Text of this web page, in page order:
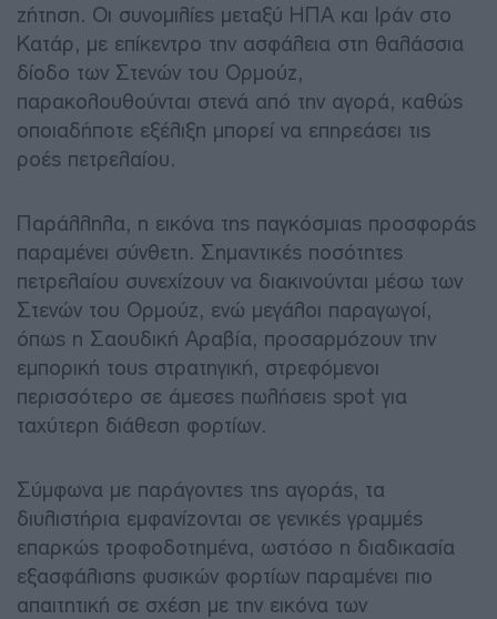
ζήτηση. Οι συνομιλίες μεταξύ ΗΠΑ και Ιράν στο
Κατάρ, με επίκεντρο την ασφάλεια στη θαλάσσια
δίοδο των Στενών του Ορμούζ,
παρακολουθούνται στενά από την αγορά, καθώς
οποιαδήποτε εξέλιξη μπορεί να επηρεάσει τις
ροές πετρελαίου.
Παράλληλα, η εικόνα της παγκόσμιας προσφοράς
παραμένει σύνθετη. Σημαντικές ποσότητες
πετρελαίου συνεχίζουν να διακινούνται μέσω των
Στενών του Ορμούζ, ενώ μεγάλοι παραγωγοί,
όπως η Σαουδική Αραβία, προσαρμόζουν την
εμπορική τους στρατηγική, στρεφόμενοι
περισσότερο σε άμεσες πωλήσεις spot για
ταχύτερη διάθεση φορτίων.
Σύμφωνα με παράγοντες της αγοράς, τα
διυλιστήρια εμφανίζονται σε γενικές γραμμές
επαρκώς τροφοδοτημένα, ωστόσο η διαδικασία
εξασφάλισης φυσικών φορτίων παραμένει πιο
απαιτητική σε σχέση με την εικόνα των